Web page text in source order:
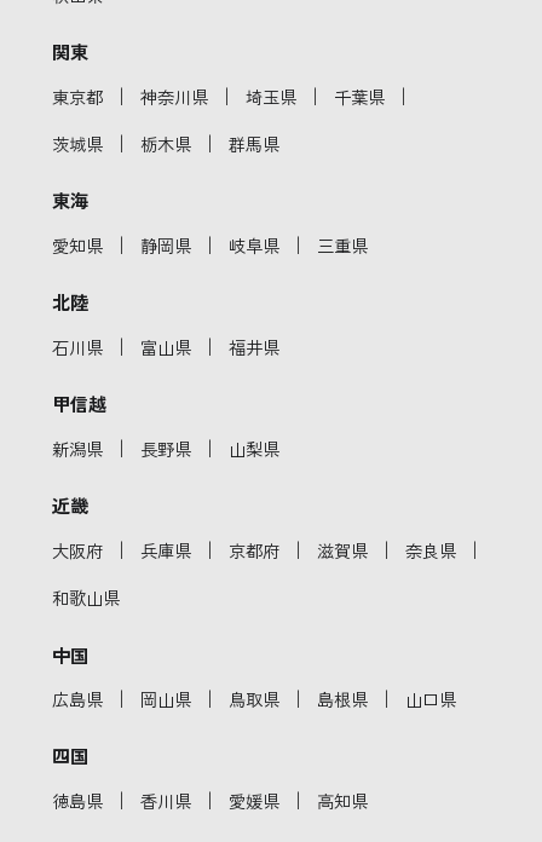
関東
東京都 ｜ 神奈川県 ｜ 埼玉県 ｜ 千葉県 ｜
茨城県 ｜ 栃木県 ｜ 群馬県
東海
愛知県 ｜ 静岡県 ｜ 岐阜県 ｜ 三重県
北陸
石川県 ｜ 富山県 ｜ 福井県
甲信越
新潟県 ｜ 長野県 ｜ 山梨県
近畿
大阪府 ｜ 兵庫県 ｜ 京都府 ｜ 滋賀県 ｜ 奈良県 ｜
和歌山県
中国
広島県 ｜ 岡山県 ｜ 鳥取県 ｜ 島根県 ｜ 山口県
四国
徳島県 ｜ 香川県 ｜ 愛媛県 ｜ 高知県